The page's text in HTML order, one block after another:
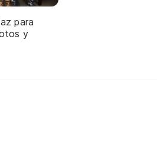
para
y